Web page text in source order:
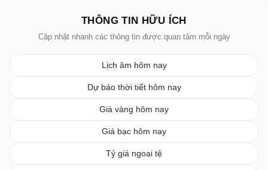
THÔNG TIN HỮU ÍCH
Cập nhật nhanh các thông tin được quan tâm mỗi ngày
Lịch âm hôm nay
Dự báo thời tiết hôm nay
Giá vàng hôm nay
Giá bạc hôm nay
Tỷ giá ngoại tệ